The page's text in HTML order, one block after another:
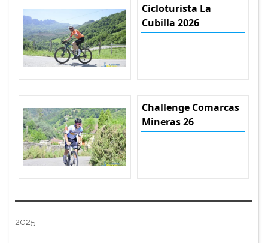
Cicloturista La
Cubilla 2026
Challenge Comarcas
Mineras 26
2025